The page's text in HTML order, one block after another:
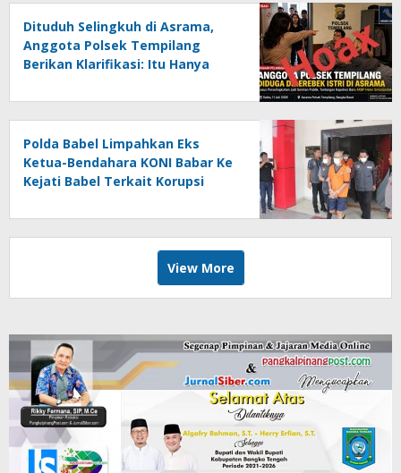
Dituduh Selingkuh di Asrama,
Anggota Polsek Tempilang
Berikan Klarifikasi: Itu Hanya
Polda Babel Limpahkan Eks
Ketua-Bendahara KONI Babar Ke
Kejati Babel Terkait Korupsi
View More